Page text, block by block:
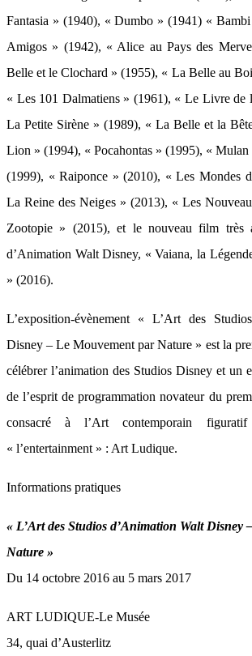
Fantasia » (1940), « Dumbo » (1941) «
Amigos » (1942), « Alice au Pays des
Belle et le Clochard » (1955), « La Belle au
« Les 101 Dalmatiens » (1961), « Le Livre de
La Petite Sirène » (1989), « La Belle et la
Lion » (1994), « Pocahontas » (1995), « Mulan
(1999), « Raiponce » (2010), « Les Mondes
La Reine des Neiges » (2013), « Les
Zootopie » (2015), et le nouveau film très
d’Animation Walt Disney, « Vaiana, la
» (2016).
L’exposition-évènement « L’Art des
Disney – Le Mouvement par Nature » est la
célébrer l’animation des Studios Disney et un
de l’esprit de programmation novateur du
consacré à l’Art contemporain
« l’entertainment » : Art Ludique.
Informations pratiques
« L’Art des Studios d’Animation Walt Disney
Nature »
Du 14 octobre 2016 au 5 mars 2017
ART LUDIQUE-Le Musée
34, quai d’Austerlitz